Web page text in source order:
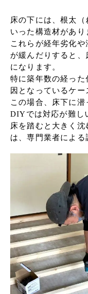
床の下には、根太
いった構造材があり
これらが経年劣化
が緩んだりすると、
になります。
特に築年数の経っ
因となっているケー
この場合、床下に潜
DIYでは対応が難し
床を踏むと大きく
は、専門業者による